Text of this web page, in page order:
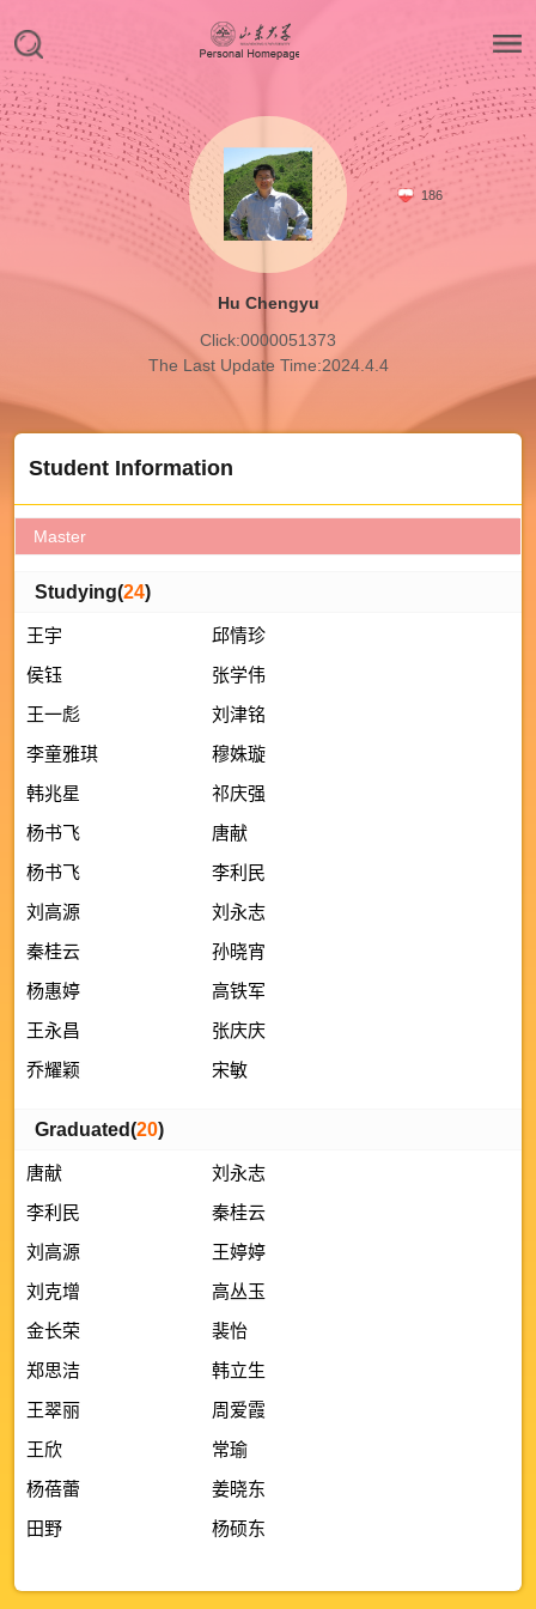
186
Hu Chengyu
Click:0000051373
The Last Update Time:2024.4.4
Student Information
Master
Studying(24)
王宇
邱情珍
侯钰
张学伟
王一彪
刘津铭
李童雅琪
穆姝璇
韩兆星
祁庆强
杨书飞
唐献
杨书飞
李利民
刘高源
刘永志
秦桂云
孙晓宵
杨惠婷
高铁军
王永昌
张庆庆
乔耀颖
宋敏
Graduated(20)
唐献
刘永志
李利民
秦桂云
刘高源
王婷婷
刘克增
高丛玉
金长荣
裴怡
郑思洁
韩立生
王翠丽
周爱霞
王欣
常瑜
杨蓓蕾
姜晓东
田野
杨硕东